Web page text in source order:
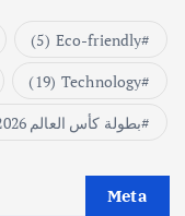
Eco-friendly
(5)
Technology
(19)
بطولة كأس العالم 2026
Meta